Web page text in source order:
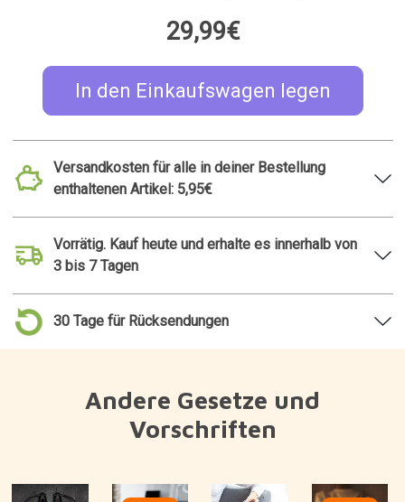
29,99€
In den Einkaufswagen legen
Versandkosten für alle in deiner Bestellung
enthaltenen Artikel: 5,95€
Vorrätig. Kauf heute und erhalte es innerhalb von
3 bis 7 Tagen
30 Tage für Rücksendungen
Andere Gesetze und
Vorschriften